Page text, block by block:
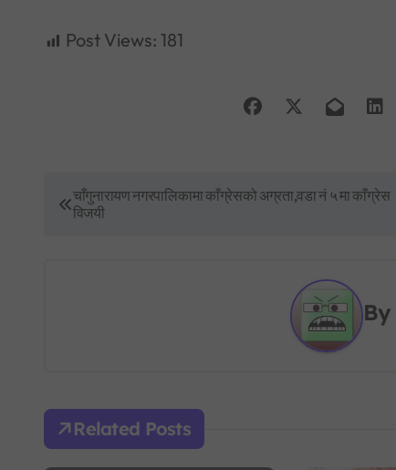
Post Views: 181
v
i
चाँगुनारायण नगरपालिकामा काँग्रेसको अग्रता,वडा नं ५ मा काँग्रेस
विजयी
By
Related Posts